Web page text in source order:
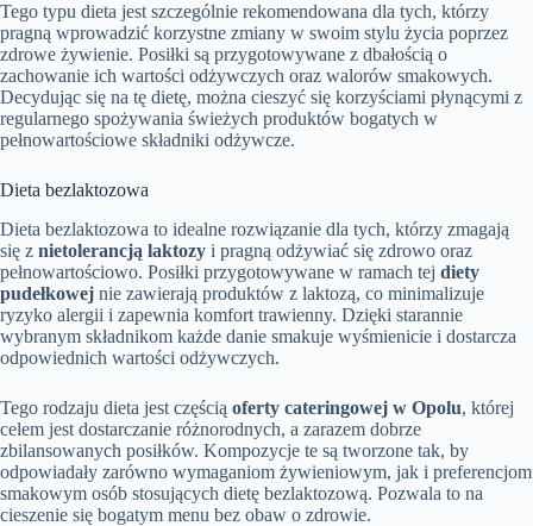
Tego typu dieta jest szczególnie rekomendowana dla tych, którzy
pragną wprowadzić korzystne zmiany w swoim stylu życia poprzez
zdrowe żywienie. Posiłki są przygotowywane z dbałością o
zachowanie ich wartości odżywczych oraz walorów smakowych.
Decydując się na tę dietę, można cieszyć się korzyściami płynącymi z
regularnego spożywania świeżych produktów bogatych w
pełnowartościowe składniki odżywcze.
Dieta bezlaktozowa
Dieta bezlaktozowa to idealne rozwiązanie dla tych, którzy zmagają
się z nietolerancją laktozy i pragną odżywiać się zdrowo oraz
pełnowartościowo. Posiłki przygotowywane w ramach tej diety
pudełkowej nie zawierają produktów z laktozą, co minimalizuje
ryzyko alergii i zapewnia komfort trawienny. Dzięki starannie
wybranym składnikom każde danie smakuje wyśmienicie i dostarcza
odpowiednich wartości odżywczych.
Tego rodzaju dieta jest częścią oferty cateringowej w Opolu, której
celem jest dostarczanie różnorodnych, a zarazem dobrze
zbilansowanych posiłków. Kompozycje te są tworzone tak, by
odpowiadały zarówno wymaganiom żywieniowym, jak i preferencjom
smakowym osób stosujących dietę bezlaktozową. Pozwala to na
cieszenie się bogatym menu bez obaw o zdrowie.